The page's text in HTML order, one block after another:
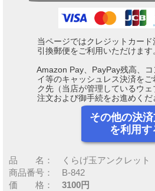
当ページではクレジットカード
引換郵便をご利用いただけます
Amazon Pay、PayPay残高、
イ等のキャッシュレス決済を
ク先（当店が管理しているウ
注文および御手続をお進めくだ
その他の決
を利用す
品 名： くらげ玉アンクレット
商品番号： B-842
価 格： 3100円